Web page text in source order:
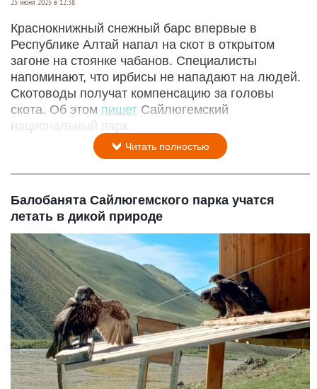
25 июня 2025 в 12:38
Краснокнижный снежный барс впервые в
Республике Алтай напал на скот в открытом
загоне на стоянке чабанов. Специалисты
напоминают, что ирбисы не нападают на людей.
Скотоводы получат компенсацию за головы
скота. Об этом пишет Сайлюгемский
национальный парк.
Читать полностью
Балобанята Сайлюгемского парка учатся
летать в дикой природе